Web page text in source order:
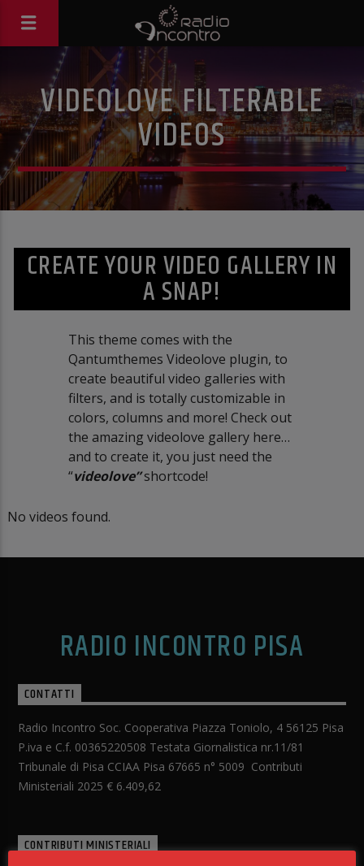
VIDEOLOVE FILTERABLE
VIDEOS
CREATE YOUR VIDEO GALLERY IN
A SNAP!
This theme comes with the
Qantumthemes Videolove plugin, to
create beautiful video galleries with
filters, and is totally customizable in
colors, columns and more! Check out
the amazing videolove gallery here…
and to create it, you just need the
“videolove”shortcode!
No videos found.
RADIO INCONTRO PISA
CONTATTI
Radio Incontro Soc. Cooperativa Piazza Toniolo, 4 56125 Pisa
P.iva e C.f. 00365220508 Testata Giornalistica nr.11/81
Tribunale di Pisa CCIAA Pisa 67665 n° 5009 Contributi
Ministeriali 2025 € 6.409,62
CONTRIBUTI MINISTERIALI